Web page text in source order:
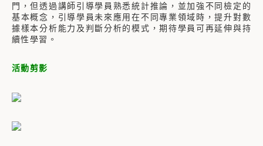
門，但透過講師引導學員熟悉統計推論，並加強不同檢定的
基本概念，引導學員未來應用在不同專業領域時，提升對數
據樣本分析能力及判斷分析的模式，期待學員可再延伸與持
續性學習。
活動剪影